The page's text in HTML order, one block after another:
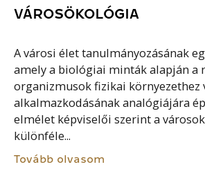
VÁROSÖKOLÓGIA
A városi élet tanulmányozásának
amely a biológiai minták alapján a
organizmusok fizikai környezethez
alkalmazkodásának analógiájára
elmélet képviselői szerint a
különféle...
Tovább olvasom